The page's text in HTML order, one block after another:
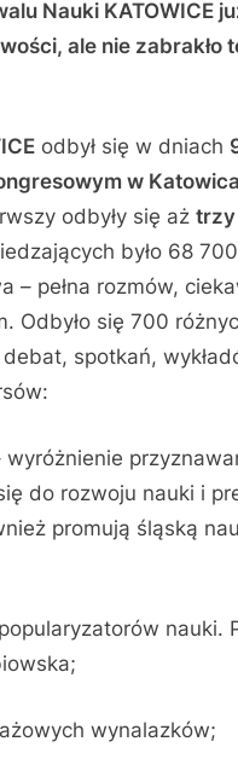
Nauki KATOWICE
ale nie zabrakło
odbył się w dniach
w
odbyły się aż trzy
było 68
– pełna rozmów,
Odbyło się 700
spotkań,
wyróżnienie
do rozwoju nauki i
promują śląską
nauki.
wynalazków;